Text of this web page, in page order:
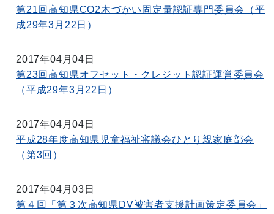
第21回高知県CO2木づかい固定量認証専門委員会（平
成29年3月22日）
2017年04月04日
第23回高知県オフセット・クレジット認証運営委員会
（平成29年3月22日）
2017年04月04日
平成28年度高知県児童福祉審議会ひとり親家庭部会
（第3回）
2017年04月03日
第４回「第３次高知県DV被害者支援計画策定委員会」